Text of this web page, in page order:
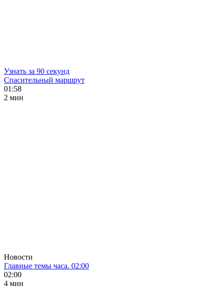
Узнать за 90 секунд
Спасительный маршрут
01:58
2 мин
Новости
Главные темы часа. 02:00
02:00
4 мин